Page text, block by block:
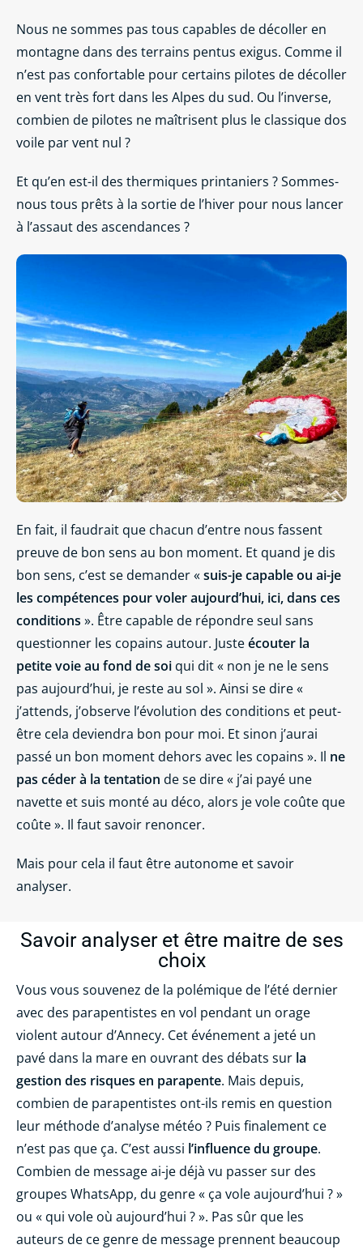
Nous ne sommes pas tous capables de décoller en
montagne dans des terrains pentus exigus. Comme il
n’est pas confortable pour certains pilotes de décoller
en vent très fort dans les Alpes du sud. Ou l’inverse,
combien de pilotes ne maîtrisent plus le classique dos
voile par vent nul ?
Et qu’en est-il des thermiques printaniers ? Sommes-
nous tous prêts à la sortie de l’hiver pour nous lancer
à l’assaut des ascendances ?
En fait, il faudrait que chacun d’entre nous fassent
preuve de bon sens au bon moment. Et quand je dis
bon sens, c’est se demander «suis-je capable ou ai-je
les compétences pour voler aujourd’hui, ici, dans ces
conditions ». Être capable de répondre seul sans
questionner les copains autour. Justeécouter la
petite voie au fond de soi qui dit « non je ne le sens
pas aujourd’hui, je reste au sol ». Ainsi se dire «
j’attends, j’observe l’évolution des conditions et peut-
être cela deviendra bon pour moi. Et sinon j’aurai
passé un bon moment dehors avec les copains ». Il ne
pas céder à la tentation de se dire « j’ai payé une
navette et suis monté au déco, alors je vole coûte que
coûte ». Il faut savoir renoncer.
Mais pour cela il faut être autonome et savoir
analyser.
Savoir analyser et être maitre de ses
choix
Vous vous souvenez de la polémique de l’été dernier
avec des parapentistes en vol pendant un orage
violent autour d’Annecy. Cet événement a jeté un
pavé dans la mare en ouvrant des débats sur la
gestion des risques en parapente. Mais depuis,
combien de parapentistes ont-ils remis en question
leur méthode d’analyse météo ? Puis finalement ce
n’est pas que ça. C’est aussi l’influence du groupe.
Combien de message ai-je déjà vu passer sur des
groupes WhatsApp, du genre « ça vole aujourd’hui ? »
ou « qui vole où aujourd’hui ? ». Pas sûr que les
auteurs de ce genre de message prennent beaucoup